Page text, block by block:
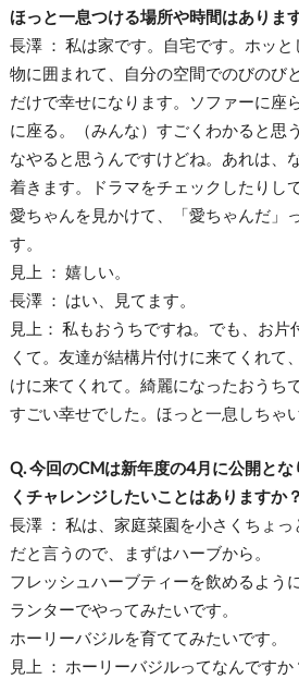
ほっと一息つける場所や時間はありま
長澤 ： 私は家です。自宅です。ホッ
物に囲まれて、自分の空間でのびのび
だけで幸せになります。ソファーに座
に座る。（みんな）すごくわかると思
なやると思うんですけどね。あれは、
着きます。ドラマをチェックしたりして
愛ちゃんを見かけて、「愛ちゃんだ」
す。
見上 ： 嬉しい。
長澤 ： はい、見てます。
見上： 私もおうちですね。でも、お片
くて。友達が結構片付けに来てくれて
けに来てくれて。綺麗になったおうち
すごい幸せでした。ほっと一息しちゃ
Q. 今回のCMは新年度の4月に公開と
くチャレンジしたいことはありますか？
長澤 ： 私は、家庭菜園を小さくちょ
だと言うので、まずはハーブから。
フレッシュハーブティーを飲めるよう
ランターでやってみたいです。
ホーリーバジルを育ててみたいです。
見上 ： ホーリーバジルってなんですか